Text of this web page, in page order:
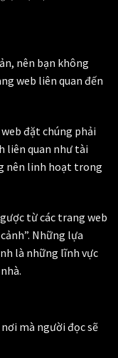
nên bạn không
web liên quan đến
đặt chúng phải
liên quan như tài
nên linh hoạt trong
từ các trang web
Những lựa
là những lĩnh vực
mà người đọc sẽ